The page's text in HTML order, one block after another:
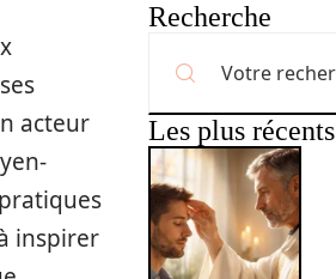
acteur
inspirer
Recherche
Les plus récents